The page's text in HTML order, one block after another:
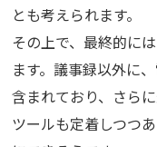
とも考えられます。
その上で、最終的に
ます。議事録以外に
含まれており、さら
ツールも定着しつつ